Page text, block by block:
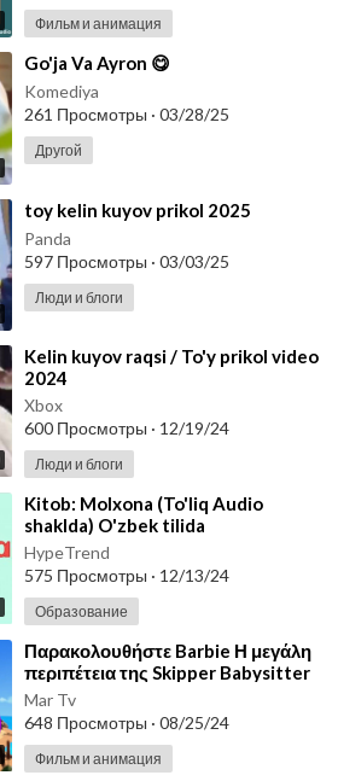
Фильм и анимация
⁣Go'ja Va Ayron 😋
Komediya
261 Просмотры · 03/28/25
Другой
⁣toy kelin kuyov prikol 2025
Panda
597 Просмотры · 03/03/25
Люди и блоги
⁣Kelin kuyov raqsi / To'y prikol video
2024
Xbox
600 Просмотры · 12/19/24
Люди и блоги
⁣Kitob: Molxona (To'liq Audio
shaklda) O'zbek tilida
HypeTrend
575 Просмотры · 12/13/24
Образование
⁣Παρακολουθήστε Barbie Η μεγάλη
περιπέτεια της Skipper Babysitter
(2023) [GR AUDIO] Όλα τα παιδικά
(τ
Mar Tv
648 Просмотры · 08/25/24
Фильм и анимация